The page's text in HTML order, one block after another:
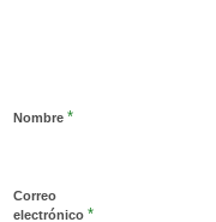
Nombre *
Correo
electrónico *